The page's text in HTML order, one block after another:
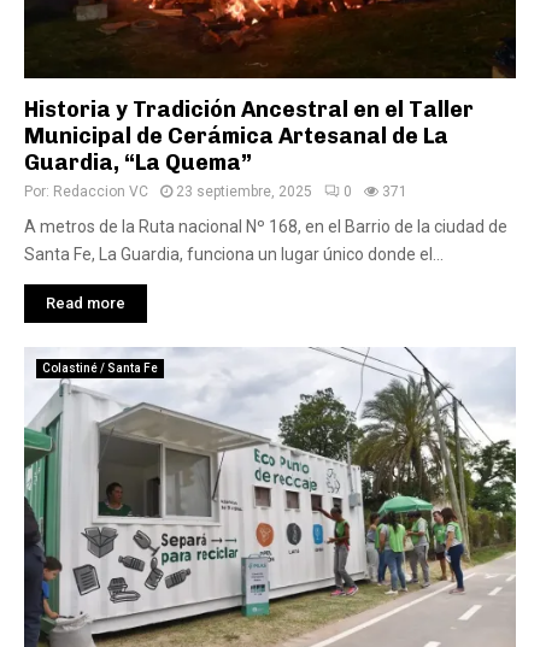
Historia y Tradición Ancestral en el Taller
Municipal de Cerámica Artesanal de La
Guardia, “La Quema”
Por: Redaccion VC 23 septiembre, 2025 0 371
A metros de la Ruta nacional Nº 168, en el Barrio de la ciudad de
Santa Fe, La Guardia, funciona un lugar único donde el...
Read more
Colastiné / Santa Fe